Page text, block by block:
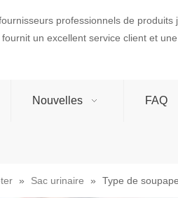
professionnels de
un excellent service client et
Nouvelles FAQ
» Sac urinaire » Type de